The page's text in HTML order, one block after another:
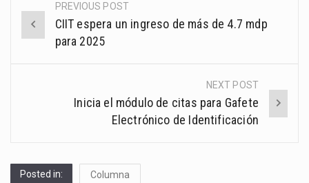
Post
navigation
PREVIOUS POST
CIIT espera un ingreso de más de 4.7 mdp
para 2025
NEXT POST
Inicia el módulo de citas para Gafete
Electrónico de Identificación
Posted in: Columna